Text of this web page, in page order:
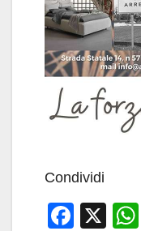
Condividi
F
X